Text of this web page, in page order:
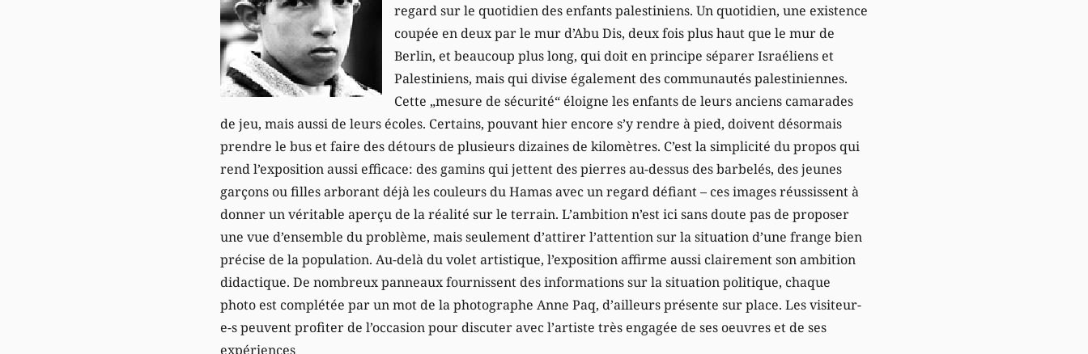
regard sur le quotidien des enfants palestiniens. Un quotidien, une existence
coupée en deux par le mur d’Abu Dis, deux fois plus haut que le mur de
Berlin, et beaucoup plus long, qui doit en principe séparer Israéliens et
Palestiniens, mais qui divise également des communautés palestiniennes.
Cette „mesure de sécurité“ éloigne les enfants de leurs anciens camarades
de jeu, mais aussi de leurs écoles. Certains, pouvant hier encore s’y rendre à pied, doivent désormais
prendre le bus et faire des détours de plusieurs dizaines de kilomètres. C’est la simplicité du propos qui
rend l’exposition aussi efficace: des gamins qui jettent des pierres au-dessus des barbelés, des jeunes
garçons ou filles arborant déjà les couleurs du Hamas avec un regard défiant – ces images réussissent à
donner un véritable aperçu de la réalité sur le terrain. L’ambition n’est ici sans doute pas de proposer
une vue d’ensemble du problème, mais seulement d’attirer l’attention sur la situation d’une frange bien
précise de la population. Au-delà du volet artistique, l’exposition affirme aussi clairement son ambition
didactique. De nombreux panneaux fournissent des informations sur la situation politique, chaque
photo est complétée par un mot de la photographe Anne Paq, d’ailleurs présente sur place. Les visiteur-
e-s peuvent profiter de l’occasion pour discuter avec l’artiste très engagée de ses oeuvres et de ses
expériences